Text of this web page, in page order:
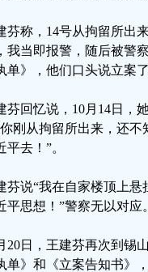
芬称，14号从拘留所出
我当即报警，随后被警
单》，他们口头说立案
芬回忆说，10月14日，
刚从拘留所出来，还
平去！”。
芬说“我在自家楼顶上
平思想！”警察无以对应
20日，王建芬再次到锡
单》和《立案告知书》